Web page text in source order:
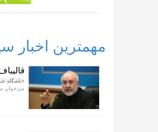
مهمترین اخبار
«باشگاه
می‌خوان